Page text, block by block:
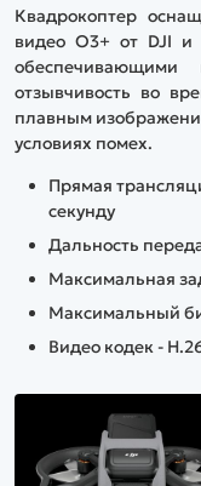
Квадрокоптер
видео O3+ от DJI и
обеспечивающими
отзывчивость во
плавным
условиях помех.
Прямая
секунду
Дальность
Максимальная
Максимальный
Видео кодек -